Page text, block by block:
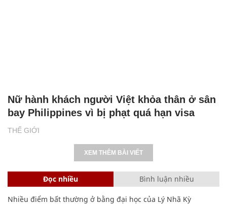
THẾ GIỚI
Nữ hành khách người Việt khỏa thân ở sân
bay Philippines vì bị phạt quá hạn visa
XEM THÊM BÀI VIẾT
Đọc nhiều Bình luận nhiều
Nhiều điểm bất thường ở bằng đại học của Lý Nhã Kỳ